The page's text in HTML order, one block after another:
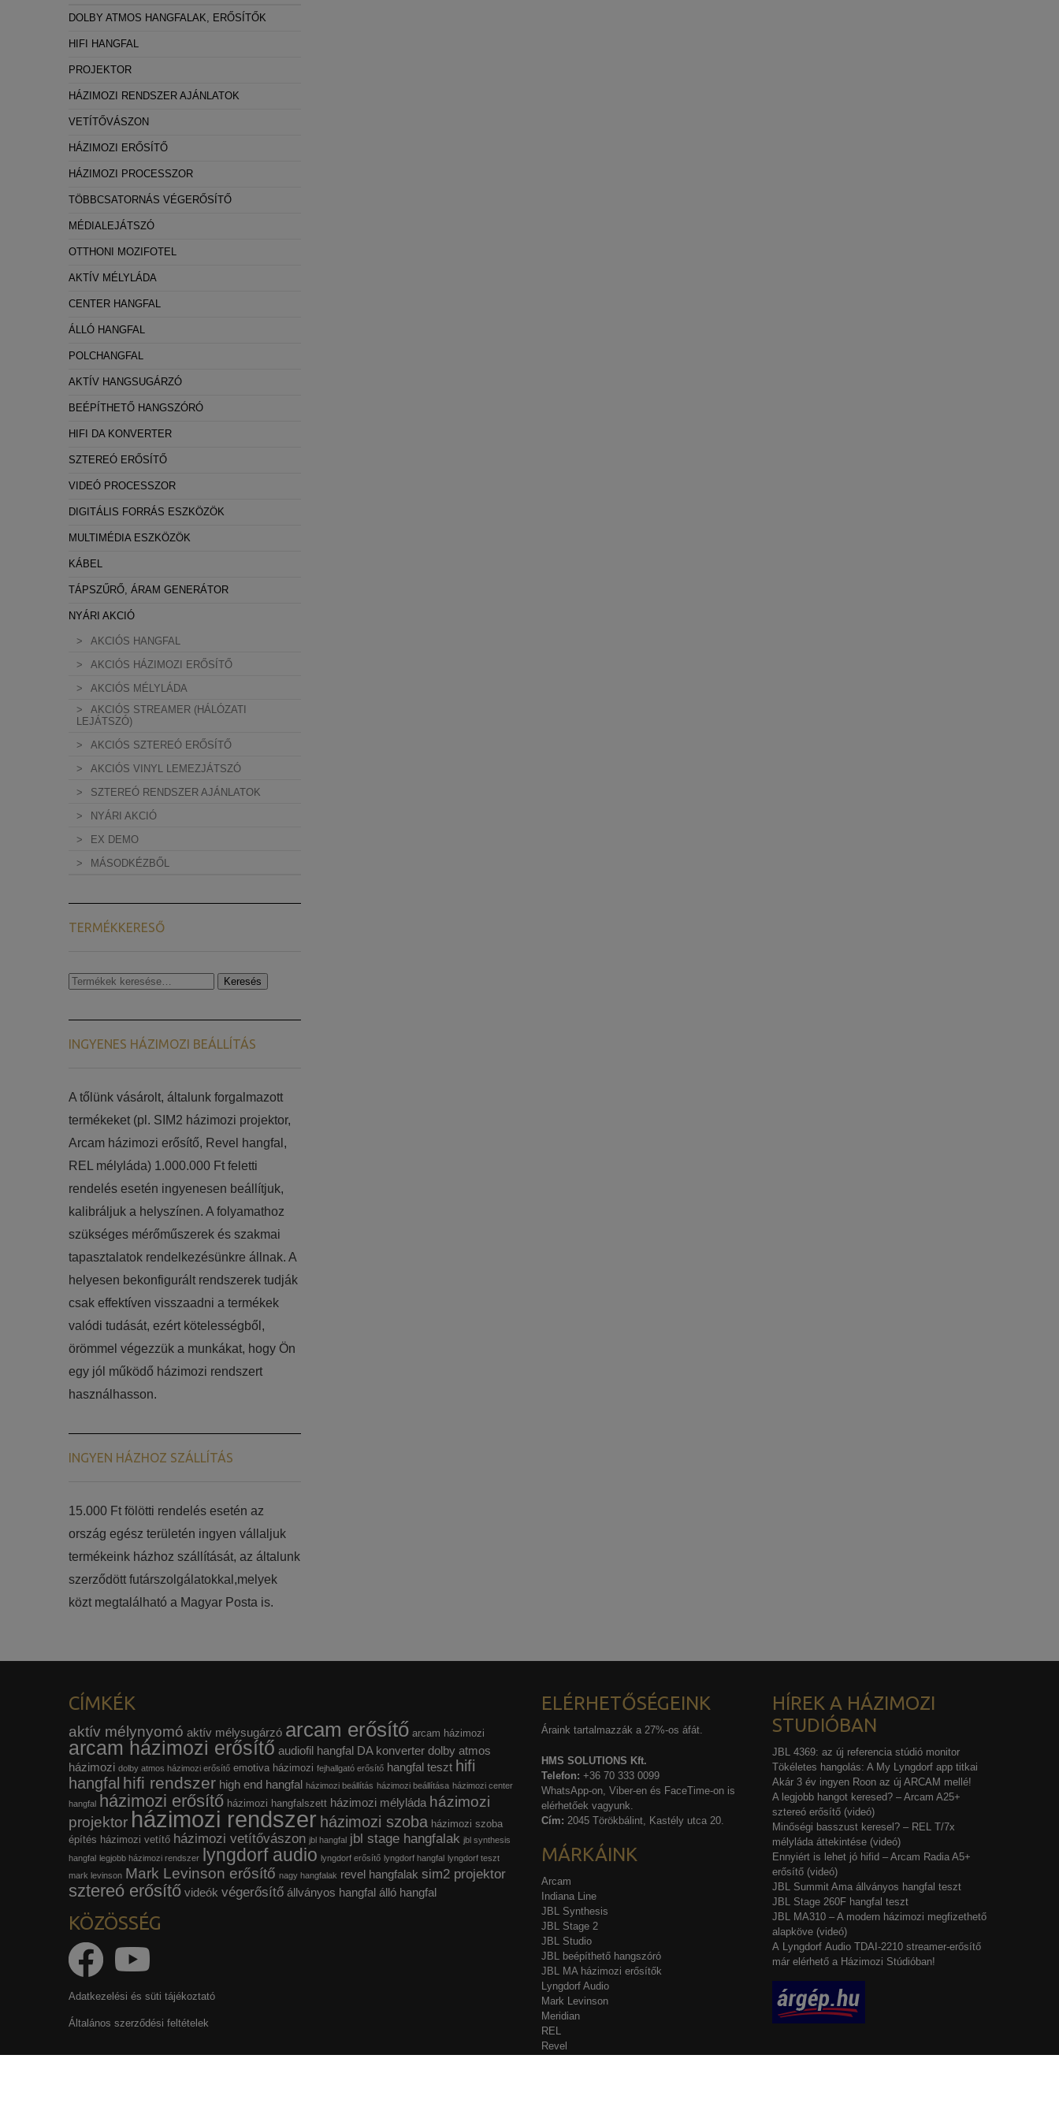
DOLBY ATMOS HANGFALAK, ERŐSÍTŐK
HIFI HANGFAL
PROJEKTOR
HÁZIMOZI RENDSZER AJÁNLATOK
VETÍTŐVÁSZON
HÁZIMOZI ERŐSÍTŐ
HÁZIMOZI PROCESSZOR
TÖBBCSATORNÁS VÉGERŐSÍTŐ
MÉDIALEJÁTSZÓ
OTTHONI MOZIFOTEL
AKTÍV MÉLYLÁDA
CENTER HANGFAL
ÁLLÓ HANGFAL
POLCHANGFAL
AKTÍV HANGSUGÁRZÓ
BEÉPÍTHETŐ HANGSZÓRÓ
HIFI DA KONVERTER
SZTEREÓ ERŐSÍTŐ
VIDEÓ PROCESSZOR
DIGITÁLIS FORRÁS ESZKÖZÖK
MULTIMÉDIA ESZKÖZÖK
KÁBEL
TÁPSZŰRŐ, ÁRAM GENERÁTOR
NYÁRI AKCIÓ
AKCIÓS HANGFAL
AKCIÓS HÁZIMOZI ERŐSÍTŐ
AKCIÓS MÉLYLÁDA
AKCIÓS STREAMER (HÁLÓZATI
LEJÁTSZÓ)
AKCIÓS SZTEREÓ ERŐSÍTŐ
AKCIÓS VINYL LEMEZJÁTSZÓ
SZTEREÓ RENDSZER AJÁNLATOK
NYÁRI AKCIÓ
EX DEMO
MÁSODKÉZBŐL
TERMÉKKERESŐ
Keresés
Keresés
INGYENES HÁZIMOZI BEÁLLÍTÁS
​​A tőlünk vásárolt, általunk forgalmazott
termékeket (pl. SIM2 házimozi projektor,
Arcam házimozi erősítő, Revel hangfal,
REL mélyláda) 1.000.000 Ft feletti
rendelés esetén ingyenesen beállítjuk,
kalibráljuk a helyszínen. A folyamathoz
szükséges mérőműszerek és szakmai
tapasztalatok rendelkezésünkre állnak. A
helyesen bekonfigurált rendszerek tudják
csak effektíven visszaadni a termékek
valódi tudását, ezért kötelességből,
örömmel végezzük a munkákat, hogy Ön
egy jól működő házimozi rendszert
használhasson.
INGYEN HÁZHOZ SZÁLLÍTÁS
15.000 Ft fölötti rendelés esetén az
ország egész területén ingyen vállaljuk
termékeink házhoz szállítását, az általunk
szerződött futárszolgálatokkal,melyek
közt megtalálható a Magyar Posta is.
CÍMKÉK
aktív mélynyomó aktív mélysugárzó arcam erősítő arcam házimozi
arcam házimozi erősítő audiofil hangfal DA konverter dolby atmos
házimozi dolby atmos házimozi erősítő emotiva házimozi fejhallgató erősítő hangfal teszt hifi
hangfal hifi rendszer high end hangfal házimozi beállítás házimozi beállítása házimozi center
hangfal házimozi erősítő házimozi hangfalszett házimozi mélyláda házimozi
projektor házimozi rendszer házimozi szoba házimozi szoba
építés házimozi vetítő házimozi vetítővászon jbl hangfal jbl stage hangfalak jbl synthesis
hangfal legjobb házimozi rendszer lyngdorf audio lyngdorf erősítő lyngdorf hangfal lyngdorf teszt
mark levinson Mark Levinson erősítő nagy hangfalak revel hangfalak sim2 projektor
sztereó erősítő videók végerősítő állványos hangfal álló hangfal
KÖZÖSSÉG
Adatkezelési és süti tájékoztató
Általános szerződési feltételek
ELÉRHETŐSÉGEINK
Áraink tartalmazzák a 27%-os áfát.
HMS SOLUTIONS Kft.
Telefon: +36 70 333 0099
WhatsApp-on, Viber-en és FaceTime-on is
elérhetőek vagyunk.
Cím: 2045 Törökbálint, Kastély utca 20.
MÁRKÁINK
Arcam
Indiana Line
JBL Synthesis
JBL Stage 2
JBL Studio
JBL beépíthető hangszóró
JBL MA házimozi erősítők
Lyngdorf Audio
Mark Levinson
Meridian
REL
Revel
HÍREK A HÁZIMOZI
STUDIÓBAN
JBL 4369: az új referencia stúdió monitor
Tökéletes hangolás: A My Lyngdorf app titkai
Akár 3 év ingyen Roon az új ARCAM mellé!
A legjobb hangot keresed? – Arcam A25+
sztereó erősítő (videó)
Minőségi basszust keresel? – REL T/7x
mélyláda áttekintése (videó)
Ennyiért is lehet jó hifid – Arcam Radia A5+
erősítő (videó)
JBL Summit Ama állványos hangfal teszt
JBL Stage 260F hangfal teszt
JBL MA310 – A modern házimozi megfizethető
alapköve (videó)
A Lyngdorf Audio TDAI-2210 streamer-erősítő
már elérhető a Házimozi Stúdióban!
Statisztikai:
A weboldal statisztikáinak elemzésével tudjuk weboldalunkat hatékonyabbá tenni, hogy a lehető legmagasabb felhasználói élményt nyújtsuk kedves
látogatóinknak. Ezért gyűjtünk statisztikai adatokat a Google Analytics segítségével, amely kizárólag az IP címeket tárolja a személyes adatok közül.
Reklámcélú:
Azért települnek ezek a sütik, hogy a felhasználót számára egyedi, releváns, érdeklődési körébe tartozó reklámajánlatokkal tudjuk megcélozni.